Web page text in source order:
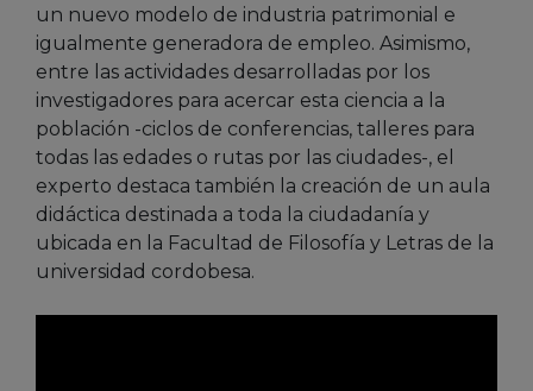
un nuevo modelo de industria patrimonial e
igualmente generadora de empleo. Asimismo,
entre las actividades desarrolladas por los
investigadores para acercar esta ciencia a la
población -ciclos de conferencias, talleres para
todas las edades o rutas por las ciudades-, el
experto destaca también la creación de un aula
didáctica destinada a toda la ciudadanía y
ubicada en la Facultad de Filosofía y Letras de la
universidad cordobesa.